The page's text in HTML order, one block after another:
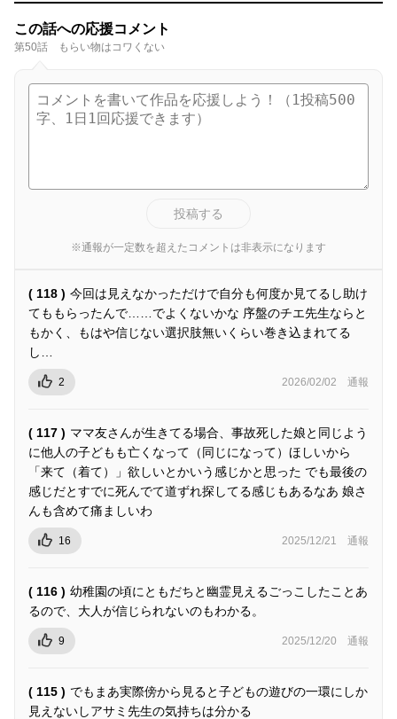
この話への応援コメント
第50話 もらい物はコワくない
投稿する
※通報が一定数を超えたコメントは非表示になります
( 118 ) 今回は見えなかっただけで自分も何度か見てるし助け
てももらったんで……でよくないかな 序盤のチエ先生ならと
もかく、もはや信じない選択肢無いくらい巻き込まれてる
し…
2 2026/02/02 通報
( 117 ) ママ友さんが生きてる場合、事故死した娘と同じよう
に他人の子どもも亡くなって（同じになって）ほしいから
「来て（着て）」欲しいとかいう感じかと思った でも最後の
感じだとすでに死んでて道ずれ探してる感じもあるなあ 娘さ
んも含めて痛ましいわ
16 2025/12/21 通報
( 116 ) 幼稚園の頃にともだちと幽霊見えるごっこしたことあ
るので、大人が信じられないのもわかる。
9 2025/12/20 通報
( 115 ) でもまあ実際傍から見ると子どもの遊びの一環にしか
見えないしアサミ先生の気持ちは分かる